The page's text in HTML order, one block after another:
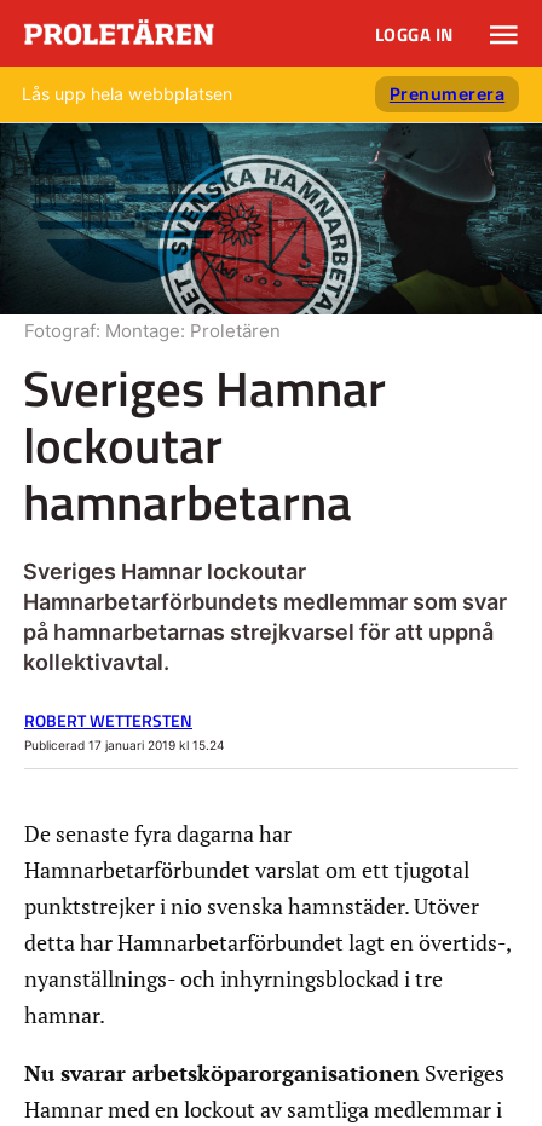
LOGGA IN
Lås upp hela webbplatsen Prenumerera
Sveriges Hamnar
lockoutar
hamnarbetarna
Sveriges Hamnar lockoutar
Hamnarbetarförbundets medlemmar som svar
på hamnarbetarnas strejkvarsel för att uppnå
kollektivavtal.
Fotograf: Montage: Proletären
ROBERT WETTERSTEN
Publicerad 17 januari 2019 kl 15.24
De senaste fyra dagarna har
Hamnarbetarförbundet varslat om ett tjugotal
punktstrejker i nio svenska hamnstäder. Utöver
detta har Hamnarbetarförbundet lagt en övertids-,
nyanställnings- och inhyrningsblockad i tre
hamnar.
Nu svarar arbetsköparorganisationen Sveriges
Hamnar med en lockout av samtliga medlemmar i